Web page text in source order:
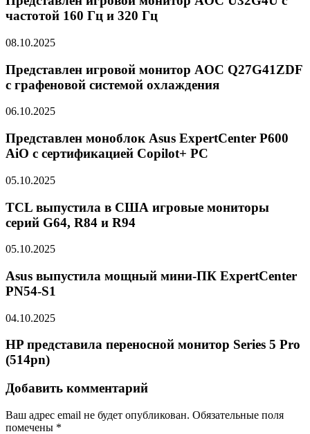
частотой 160 Гц и 320 Гц
08.10.2025
Представлен игровой монитор AOC Q27G41ZDF
с графеновой системой охлаждения
06.10.2025
Представлен моноблок Asus ExpertCenter P600
AiO с сертификацией Copilot+ PC
05.10.2025
TCL выпустила в США игровые мониторы
серий G64, R84 и R94
05.10.2025
Asus выпустила мощный мини-ПК ExpertCenter
PN54-S1
04.10.2025
HP представила переносной монитор Series 5 Pro
(514pn)
Добавить комментарий
Ваш адрес email не будет опубликован. Обязательные поля
помечены *